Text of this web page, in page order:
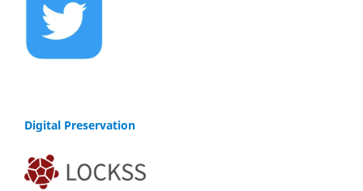
Digital Preservation